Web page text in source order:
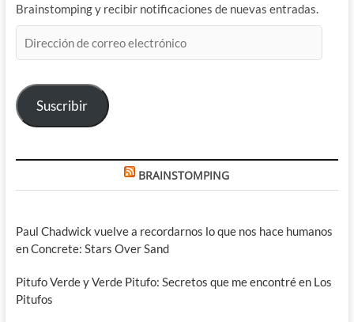
Brainstomping y recibir notificaciones de nuevas entradas.
de
electrónico
Suscribir
BRAINSTOMPING
Paul Chadwick vuelve a recordarnos lo que nos hace humanos
en Concrete: Stars Over Sand
Pitufo Verde y Verde Pitufo: Secretos que me encontré en Los
Pitufos